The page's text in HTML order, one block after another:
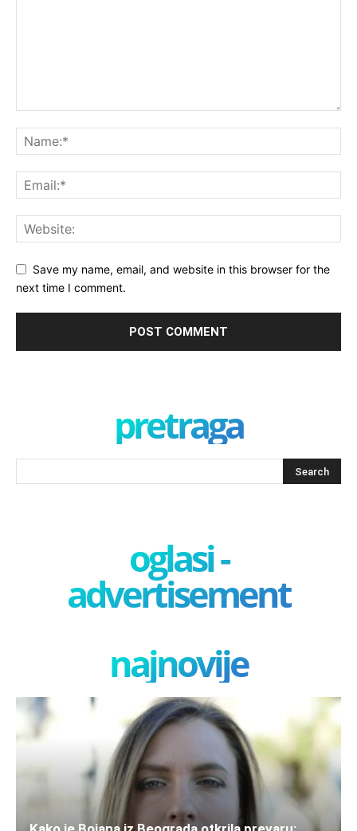
Save my name, email, and website in this browser for the
next time I comment.
pretraga
oglasi -
advertisement
najnovije